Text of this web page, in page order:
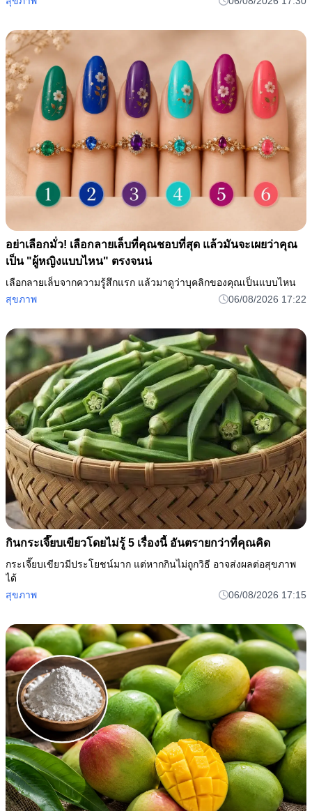
อย่าเลือกมั่ว! เลือกลายเล็บที่คุณชอบที่สุด แล้วมันจะเผยว่าคุณ
เป็น "ผู้หญิงแบบไหน" ตรงจนน่
เลือกลายเล็บจากความรู้สึกแรก แล้วมาดูว่าบุคลิกของคุณเป็นแบบไหน
สุขภาพ
06/08/2026 17:22
กินกระเจี๊ยบเขียวโดยไม่รู้ 5 เรื่องนี้ อันตรายกว่าที่คุณคิด
กระเจี๊ยบเขียวมีประโยชน์มาก แต่หากกินไม่ถูกวิธี อาจส่งผลต่อสุขภาพ
ได้
สุขภาพ
06/08/2026 17:15